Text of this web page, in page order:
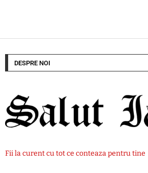
DESPRE NOI
Fii la curent cu tot ce conteaza pentru tine